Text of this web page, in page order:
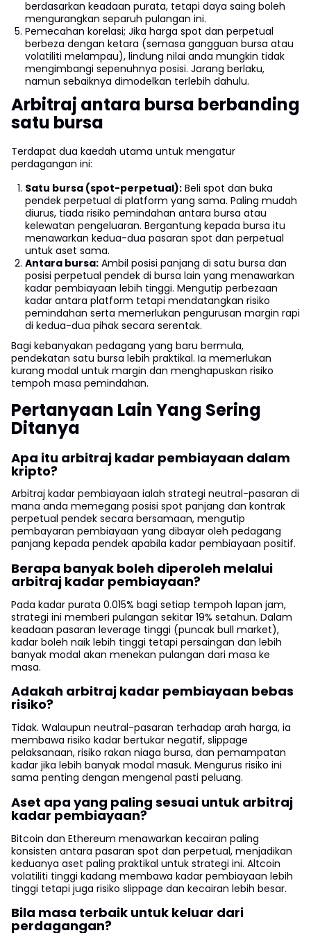
berdasarkan keadaan purata, tetapi daya saing boleh
mengurangkan separuh pulangan ini.
Pemecahan korelasi; Jika harga spot dan perpetual
berbeza dengan ketara (semasa gangguan bursa atau
volatiliti melampau), lindung nilai anda mungkin tidak
mengimbangi sepenuhnya posisi. Jarang berlaku,
namun sebaiknya dimodelkan terlebih dahulu.
Arbitraj antara bursa berbanding
satu bursa
Terdapat dua kaedah utama untuk mengatur
perdagangan ini:
Satu bursa (spot-perpetual): Beli spot dan buka
pendek perpetual di platform yang sama. Paling mudah
diurus, tiada risiko pemindahan antara bursa atau
kelewatan pengeluaran. Bergantung kepada bursa itu
menawarkan kedua-dua pasaran spot dan perpetual
untuk aset sama.
Antara bursa: Ambil posisi panjang di satu bursa dan
posisi perpetual pendek di bursa lain yang menawarkan
kadar pembiayaan lebih tinggi. Mengutip perbezaan
kadar antara platform tetapi mendatangkan risiko
pemindahan serta memerlukan pengurusan margin rapi
di kedua-dua pihak secara serentak.
Bagi kebanyakan pedagang yang baru bermula,
pendekatan satu bursa lebih praktikal. Ia memerlukan
kurang modal untuk margin dan menghapuskan risiko
tempoh masa pemindahan.
Pertanyaan Lain Yang Sering
Ditanya
Apa itu arbitraj kadar pembiayaan dalam
kripto?
Arbitraj kadar pembiayaan ialah strategi neutral-pasaran di
mana anda memegang posisi spot panjang dan kontrak
perpetual pendek secara bersamaan, mengutip
pembayaran pembiayaan yang dibayar oleh pedagang
panjang kepada pendek apabila kadar pembiayaan positif.
Berapa banyak boleh diperoleh melalui
arbitraj kadar pembiayaan?
Pada kadar purata 0.015% bagi setiap tempoh lapan jam,
strategi ini memberi pulangan sekitar 19% setahun. Dalam
keadaan pasaran leverage tinggi (puncak bull market),
kadar boleh naik lebih tinggi tetapi persaingan dan lebih
banyak modal akan menekan pulangan dari masa ke
masa.
Adakah arbitraj kadar pembiayaan bebas
risiko?
Tidak. Walaupun neutral-pasaran terhadap arah harga, ia
membawa risiko kadar bertukar negatif, slippage
pelaksanaan, risiko rakan niaga bursa, dan pemampatan
kadar jika lebih banyak modal masuk. Mengurus risiko ini
sama penting dengan mengenal pasti peluang.
Aset apa yang paling sesuai untuk arbitraj
kadar pembiayaan?
Bitcoin dan Ethereum menawarkan kecairan paling
konsisten antara pasaran spot dan perpetual, menjadikan
keduanya aset paling praktikal untuk strategi ini. Altcoin
volatiliti tinggi kadang membawa kadar pembiayaan lebih
tinggi tetapi juga risiko slippage dan kecairan lebih besar.
Bila masa terbaik untuk keluar dari
perdagangan?